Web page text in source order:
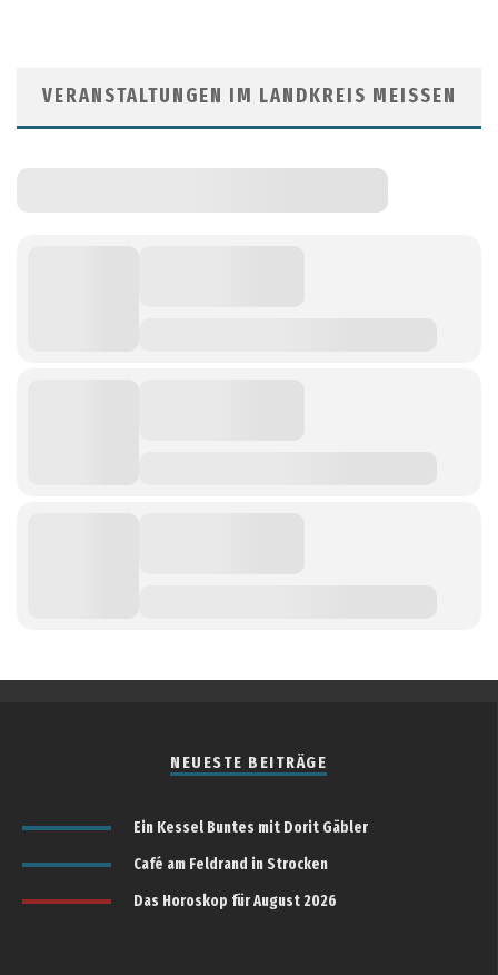
VERANSTALTUNGEN IM LANDKREIS MEISSEN
NEUESTE BEITRÄGE
Ein Kessel Buntes mit Dorit Gäbler
Café am Feldrand in Strocken
Das Horoskop für August 2026